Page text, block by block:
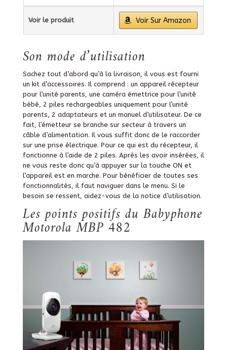
Voir le produit Voir Sur Amazon
Son mode d’utilisation
Sachez tout d’abord qu’à la livraison, il vous est fourni
un kit d’accessoires. Il comprend : un appareil récepteur
pour l’unité parents, une caméra émettrice pour l’unité
bébé, 2 piles rechargeables uniquement pour l’unité
parents, 2 adaptateurs et un manuel d’utilisateur. De ce
fait, l’émetteur se branche sur secteur à travers un
câble d’alimentation. Il vous suffit donc de le raccorder
sur une prise électrique. Pour ce qui est du récepteur, il
fonctionne à l’aide de 2 piles. Après les avoir insérées, il
ne vous reste donc qu’à appuyer sur la touche ON et
l’appareil est en marche. Pour bénéficier de toutes ses
fonctionnalités, il faut naviguer dans le menu. Si le
besoin se ressent, aidez-vous de la notice d’utilisation.
Les points positifs du Babyphone
Motorola MBP 482